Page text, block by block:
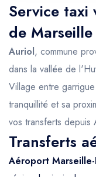
Service taxi
de
Auriol, commune
dans la vallée de
Village entre
tranquillité et sa
vos transferts depuis
Transferts
Aéroport Marseille-